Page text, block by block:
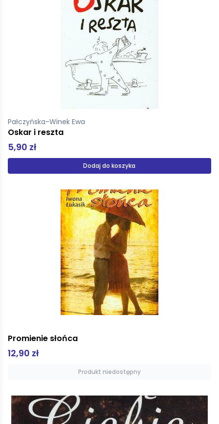
Pałczyńska-Winek Ewa
Oskar i reszta
5,90 zł
Dodaj do koszyka
Promienie słońca
12,90 zł
Produkt niedostępny